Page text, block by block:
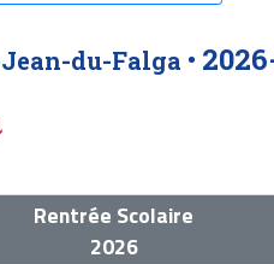
du-Falga •
Rentrée Scolaire
2026